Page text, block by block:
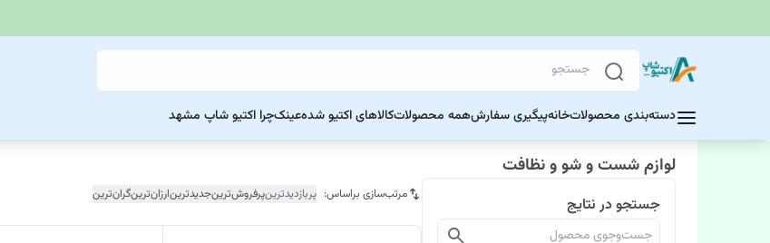
دسته‌بندی محصولاتخانهپیگیری سفارشهمه محصولاتکالاهای اکتیو شدهعینکچرا اکتیو شاپ مشهد
لوازم شست و شو و نظافت
جستجو در نتایج مرتب‌سازی براساس: پربازدیدترینپرفروش‌ترینجدیدترینارزان‌ترینگران‌ترین